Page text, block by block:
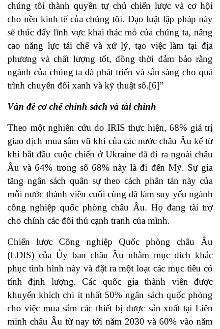
chúng tôi thành quyền tự chủ chiến lược và cơ hội
cho nền kinh tế của chúng tôi. Đạo luật lập pháp này
sẽ thúc đẩy lĩnh vực khai thác mỏ của chúng ta, nâng
cao năng lực tái chế và xử lý, tạo việc làm tại địa
phương và chất lượng tốt, đồng thời đảm bảo rằng
ngành của chúng ta đã phát triển và sẵn sàng cho quá
trình chuyển đổi xanh và kỹ thuật số.[6]”
Vấn đề cơ chế chính sách và tài chính
Theo một nghiên cứu do IRIS thực hiện, 68% giá trị
giao dịch mua sắm vũ khí của các nước châu Âu kể từ
khi bắt đầu cuộc chiến ở Ukraine đã đi ra ngoài châu
Âu và 64% trong số 68% này là đi đến Mỹ. Sự gia
tăng ngân sách quân sự theo cách phân tán này của
mỗi nước thành viên cuối cùng đã làm suy yếu ngành
công nghiệp quốc phòng châu Âu. Họ đang tài trợ
cho chính các đối thủ cạnh tranh của mình.
Chiến lược Công nghiệp Quốc phòng châu Âu
(EDIS) của Ủy ban châu Âu nhằm mục đích khắc
phục tình hình này và đặt ra một loạt các mục tiêu có
tính định lượng. Các quốc gia thành viên được
khuyến khích chi ít nhất 50% ngân sách quốc phòng
cho việc mua sắm các thiết bị được sản xuất tại Liên
minh châu Âu từ nay tới năm 2030 và 60% vào năm